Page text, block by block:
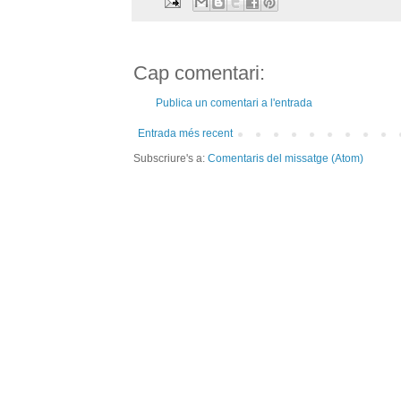
Cap comentari:
Publica un comentari a l'entrada
Entrada més recent
Subscriure's a: Comentaris del missatge (Atom)